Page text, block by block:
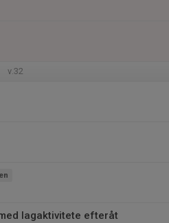
v.32
lagaktivitete efteråt